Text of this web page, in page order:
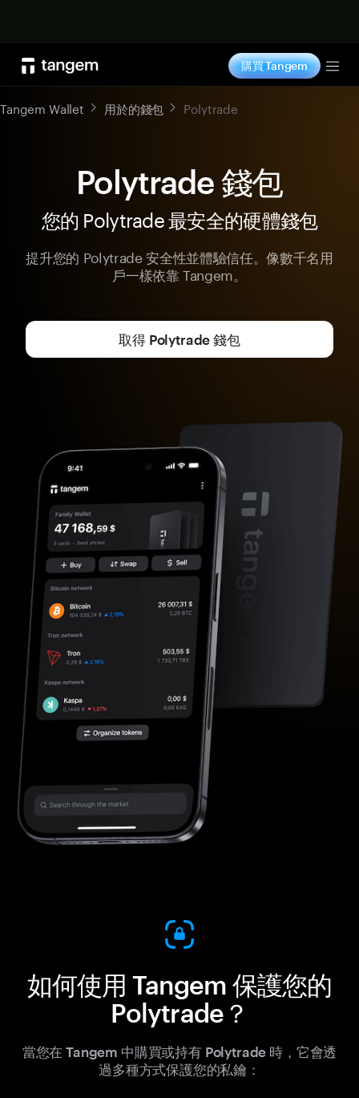
購買 Tangem
Tangem Wallet 用於的錢包 Polytrade
Polytrade 錢包
您的 Polytrade 最安全的硬體錢包
提升您的 Polytrade 安全性並體驗信任。像數千名用
戶一樣依靠 Tangem。
取得 Polytrade 錢包
如何使用 Tangem 保護您的
Polytrade？
當您在 Tangem 中購買或持有 Polytrade 時，它會透
過多種方式保護您的私鑰：